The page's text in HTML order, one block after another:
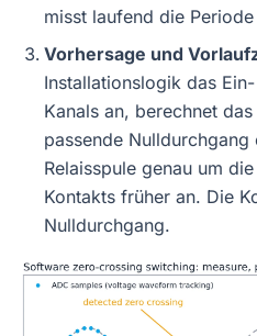
misst laufend die
Vorhersage und
Installationslogik das
Kanals an, berechnet
passende
Relaisspule genau um
Kontakts früher an. Die
Nulldurchgang.